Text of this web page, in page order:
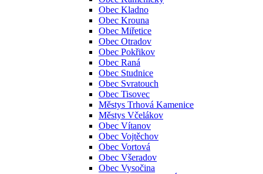
Obec Kladno
Obec Krouna
Obec Miřetice
Obec Otradov
Obec Pokřikov
Obec Raná
Obec Studnice
Obec Svratouch
Obec Tisovec
Městys Trhová Kamenice
Městys Včelákov
Obec Vítanov
Obec Vojtěchov
Obec Vortová
Obec Všeradov
Obec Vysočina